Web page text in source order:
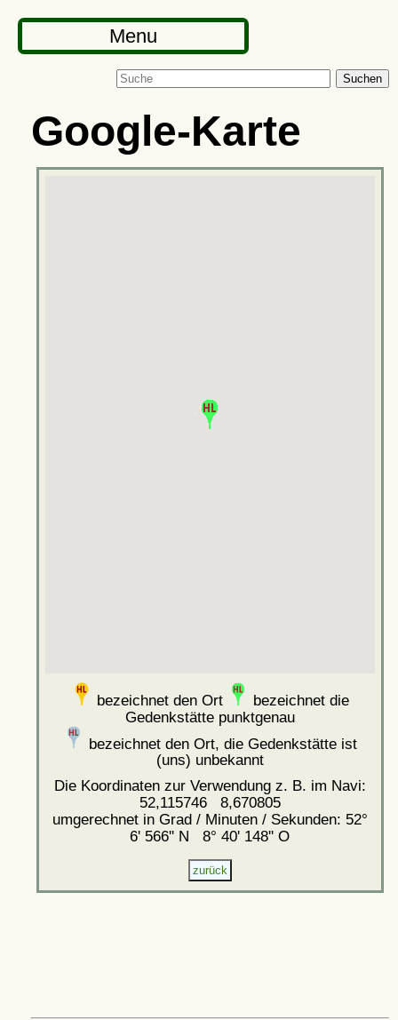
Menu
Suchen
Google-Karte
bezeichnet den Ort
bezeichnet die
Gedenkstätte punktgenau
bezeichnet den Ort, die Gedenkstätte ist
(uns) unbekannt
Die Koordinaten zur Verwendung z. B. im Navi:
52,115746 8,670805
umgerechnet in Grad / Minuten / Sekunden: 52°
6' 566'' N 8° 40' 148'' O